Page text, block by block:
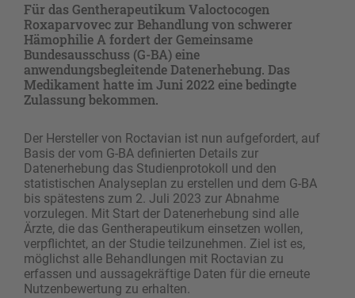
Für das Gentherapeutikum Valoctocogen
Roxaparvovec zur Behandlung von schwerer
Hämophilie A fordert der Gemeinsame
Bundesausschuss (G-BA) eine
anwendungsbegleitende Datenerhebung. Das
Medikament hatte im Juni 2022 eine bedingte
Zulassung bekommen.
Der Hersteller von Roctavian ist nun aufgefordert, auf
Basis der vom G-BA definierten Details zur
Datenerhebung das Studienprotokoll und den
statistischen Analyseplan zu erstellen und dem G-BA
bis spätestens zum 2. Juli 2023 zur Abnahme
vorzulegen. Mit Start der Datenerhebung sind alle
Ärzte, die das Gentherapeutikum einsetzen wollen,
verpflichtet, an der Studie teilzunehmen. Ziel ist es,
möglichst alle Behandlungen mit Roctavian zu
erfassen und aussagekräftige Daten für die erneute
Nutzenbewertung zu erhalten.